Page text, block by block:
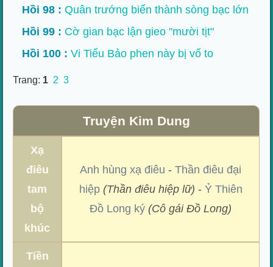
Hồi 98 : Quân trướng biến thành sòng bạc lớn
Hồi 99 : Cờ gian bạc lận gieo "mười tịt"
Hồi 100 : Vi Tiểu Bảo phen này bị vố to
Trang: 1 2 3
Truyện Kim Dung
Xạ
điêu
tam
bộ
khúc
Anh hùng xạ điêu -Thần điêu đại
hiệp (Thần điêu hiệp lữ) - Ỷ Thiên
Đồ Long ký (Cô gái Đồ Long)
Tiền